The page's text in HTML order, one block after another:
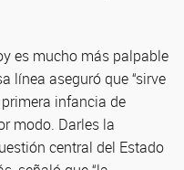
es mucho más palpable
línea aseguró que “sirve
infancia de
modo. Darles la
central del Estado